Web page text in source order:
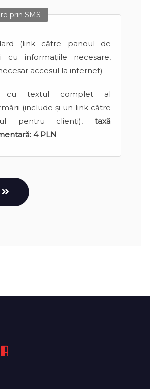
prin SMS
(link către panoul de
cu informațiile necesare,
accesul la internet)
cu textul complet al
(include și un link către
pentru clienți), taxă
4 PLN